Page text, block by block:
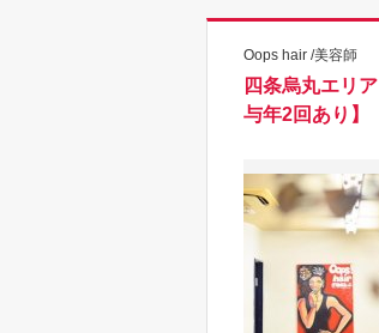
Oops hair /美容師
四条烏丸エリ
与年2回あり】